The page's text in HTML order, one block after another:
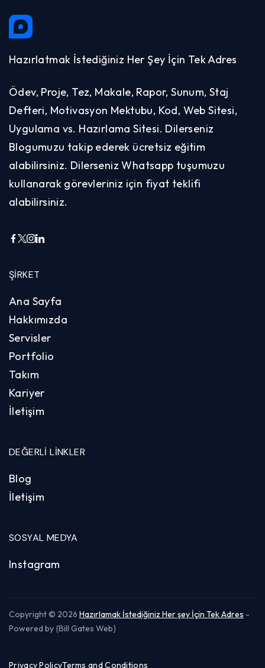
Hazırlatmak İstediğiniz Her Şey İçin Tek Adres
Ödev, Proje, Tez, Makale, Rapor, Sunum, Staj
Defteri, Motivasyon Mektubu, Kod, Web Sitesi,
Uygulama vs. Hazırlama Sitesi. Dilerseniz
Blogumuzu takip ederek ücretsiz eğitim
alabilirsiniz. Dilerseniz Whatsapp tuşumuzu
kullanarak görevleriniz için fiyat teklifi
alabilirsiniz.
ŞIRKET
Ana Sayfa
Hakkımızda
Servisler
Portfolio
Takım
Kariyer
İletişim
DEĞERLI LINKLER
Blog
İletişim
SOSYAL MEDYA
Instagram
Copyright © 2026 Hazırlamak İstediğiniz Her şey İçin Tek Adres -
Powered by {Bill Gates Web}
Privacy PolicyTerms and Conditions